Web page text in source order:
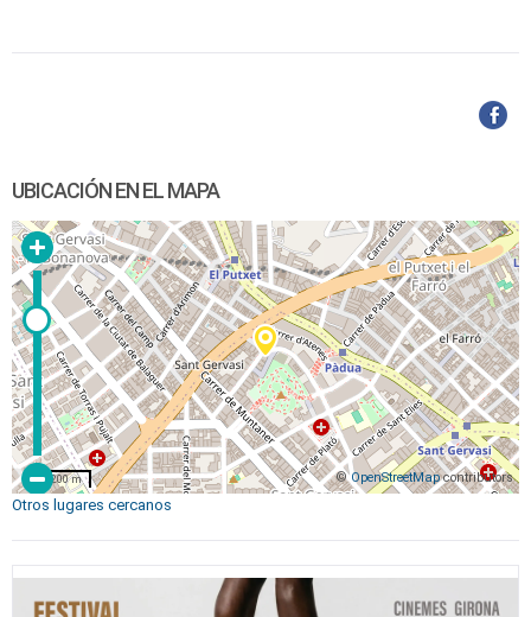
UBICACIÓN EN EL MAPA
©OpenStreetMapcontributors
200 m
Otros lugares cercanos